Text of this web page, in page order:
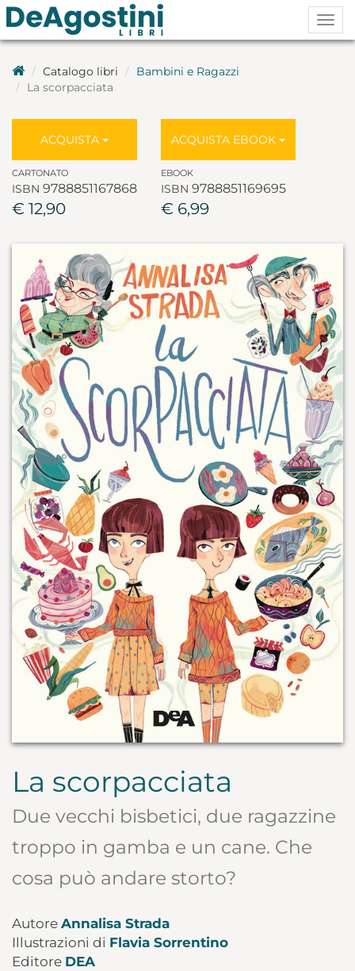
Catalogo libri
Bambini e Ragazzi
La scorpacciata
ACQUISTA
CARTONATO
ISBN 9788851167868
€ 12,90
ACQUISTA EBOOK
EBOOK
ISBN 9788851169695
€ 6,99
La scorpacciata
Due vecchi bisbetici, due ragazzine
troppo in gamba e un cane. Che
cosa può andare storto?
Autore Annalisa Strada
Illustrazioni di Flavia Sorrentino
Editore DEA